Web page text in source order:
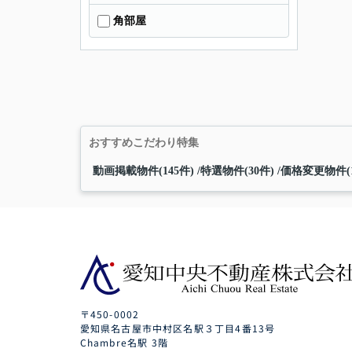
角部屋
おすすめこだわり特集
動画掲載物件(145件) 特選物件(30件) 価格変更物件
〒450-0002
愛知県名古屋市中村区名駅３丁目4番13号
Chambre名駅 3階